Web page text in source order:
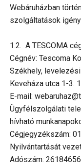
Webáruházban
szolgáltatások
1.2. A TESCOMA
Cégnév: Tescoma
Székhely,
Keveháza utca 1-3.
E-mail:
Ügyfélszolgálati
hívható
Cégjegyzékszám:
Nyilvántartását
Adószám: